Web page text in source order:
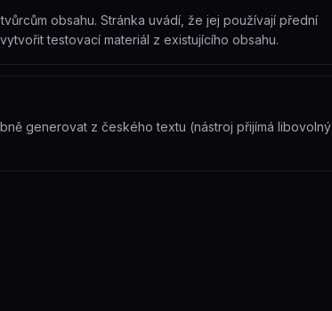
obsahu. Stránka uvádí, že jej používají přední
testovací materiál z existujícího obsahu.
generovat z českého textu (nástroj přijímá libovolný